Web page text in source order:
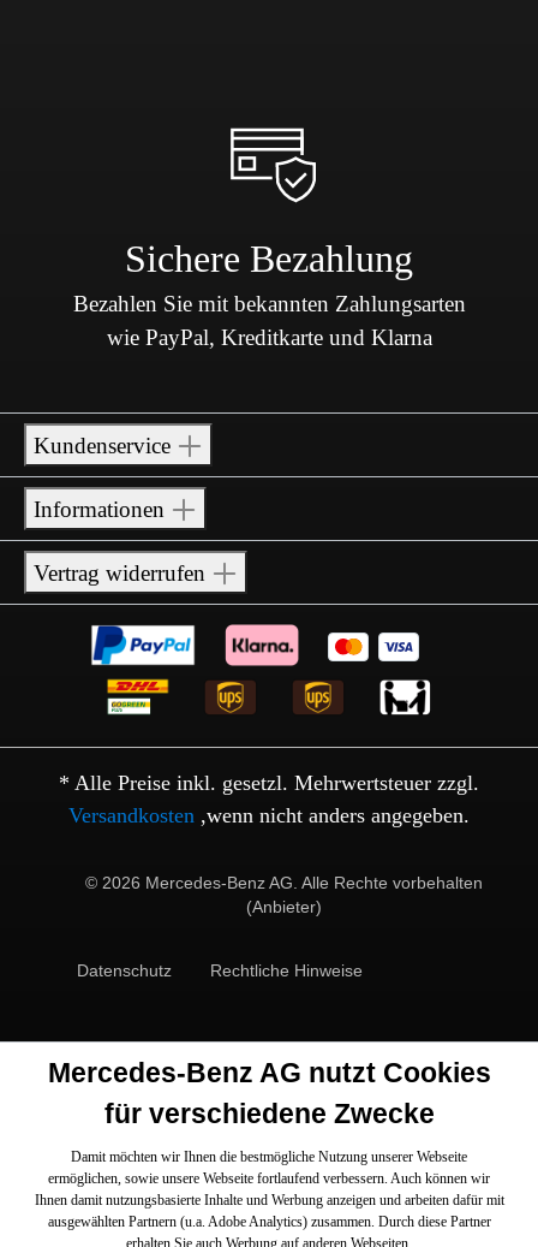
Sichere Bezahlung
Bezahlen Sie mit bekannten Zahlungsarten
wie PayPal, Kreditkarte und Klarna
Kundenservice
Informationen
Vertrag widerrufen
* Alle Preise inkl. gesetzl. Mehrwertsteuer zzgl.
Versandkosten ,wenn nicht anders angegeben.
© 2026 Mercedes-Benz AG. Alle Rechte vorbehalten
(Anbieter)
Datenschutz Rechtliche Hinweise
Mercedes-Benz AG nutzt Cookies
für verschiedene Zwecke
Damit möchten wir Ihnen die bestmögliche Nutzung unserer Webseite
ermöglichen, sowie unsere Webseite fortlaufend verbessern. Auch können wir
Ihnen damit nutzungsbasierte Inhalte und Werbung anzeigen und arbeiten dafür mit
ausgewählten Partnern (u.a. Adobe Analytics) zusammen. Durch diese Partner
erhalten Sie auch Werbung auf anderen Webseiten.